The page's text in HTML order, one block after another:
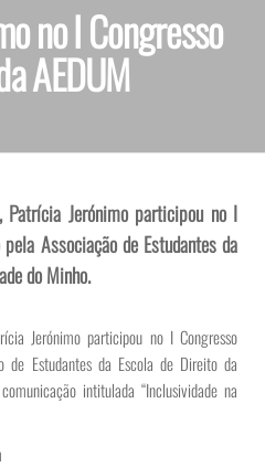
no I Congresso
AEDUM
Jerónimo participou no I
Associação de Estudantes da
do Minho.
Jerónimo participou no I Congresso
de Estudantes da Escola de Direito da
intitulada “Inclusividade na